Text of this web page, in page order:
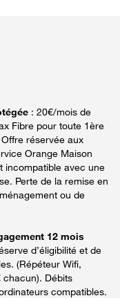
: 20€/mois de
Fibre pour toute 1ère
réservée aux
Orange Maison
incompatible avec une
Perte de la remise en
ou de
12 mois
d’éligibilité et de
(Répéteur Wifi,
chacun). Débits
compatibles.